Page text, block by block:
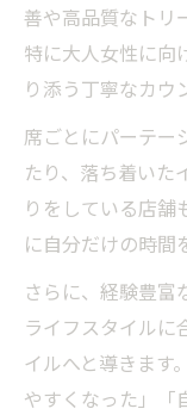
善や高品質なトリ
特に大人女性に向
り添う丁寧なカウ
席ごとにパーテー
たり、落ち着いた
りをしている店舗
に自分だけの時間
さらに、経験豊富
ライフスタイルに
イルへと導きます
やすくなった」「